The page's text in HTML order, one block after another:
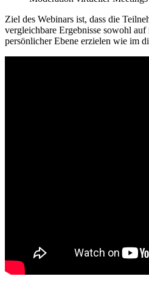
Ziel des Webinars ist, dass die
vergleichbare Ergebnisse sowohl
persönlicher Ebene erzielen wie im